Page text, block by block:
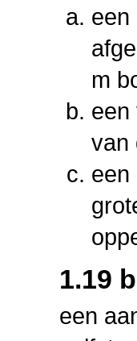
een
m
een
van
een
1.19
een